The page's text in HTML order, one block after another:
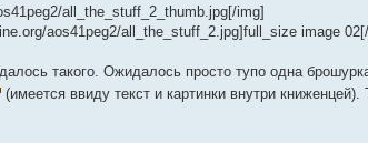
all_the_stuff_2_thumb.jpg[/img]
aos41peg2/all_the_stuff_2.jpg]full_size image
такого. Ожидалось просто тупо одна
(имеется ввиду текст и картинки внутри книженцей).